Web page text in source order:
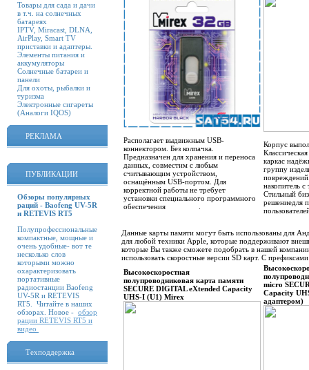
Товары для сада и дачи
в т.ч. на солнечных
батареях
IPTV, Miracast, DLNA,
AirPlay, Smart TV
приставки и адаптеры.
Элементы питания и
аккумуляторы
Солнечные батареи и
панели
Для охоты, рыбалки и
туризма
Электронные сигареты
(Аналоги IQOS)
РЕКЛАМА
ПУБЛИКАЦИИ
Обзоры популярных
раций - Baofeng UV-5R
и RETEVIS RT5
Полупрофессиональные
компактные, мощные и
очень удобные- вот те
несколько слов
которыми можно
охарактеризовать
портативные
радиостанции Baofeng
UV-5R и RETEVIS
RT5. Читайте в наших
обзорах. Новое - обзор
рации RETEVIS RT5 и
видео
Техподдержка
Располагает выдвижным USB-
коннектором. Без колпачка.
Предназначен для хранения и переноса
данных, совместим с любым
считывающим устройством,
оснащённым USB-портом. Для
корректной работы не требует
установки специального программного
обеспечения .
Корпус
каркас
группу
накопитель
Стильный
решениедля
Данные карты памяти могут быть использованы для
для любой техники Apple, которые поддерживают
которые Вы также сможете подобрать в нашей
использовать скоростные версии SD карт. С
Высокоскоростная
полупроводниковая карта памяти
SECURE DIGITAL eXtended Capacity
UHS-I (U1) Mirex
micro
Capacity
адаптером)